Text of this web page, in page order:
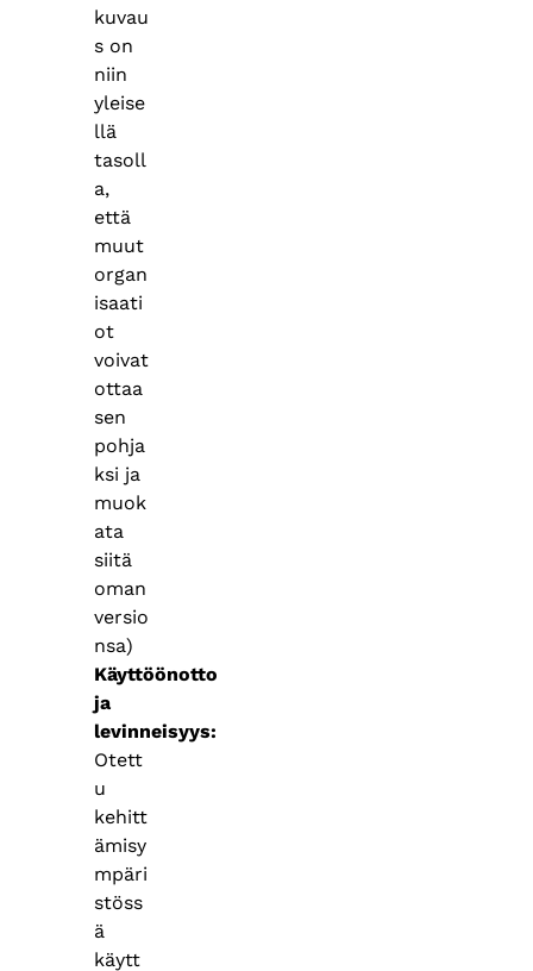
kuvau
s on
niin
yleise
llä
tasoll
a,
että
muut
organ
isaati
ot
voivat
ottaa
sen
pohja
ksi ja
muok
ata
siitä
oman
versio
nsa)
Käyttöönotto
ja
levinneisyys
Otett
u
kehitt
ämisy
mpäri
stöss
ä
käytt